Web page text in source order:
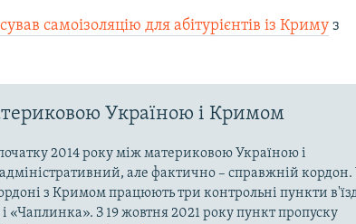
самоізоляцію для абітурієнтів із Криму з
Україною і Кримом
2014 року між материковою Україною і
але фактично – справжній кордон.
з Кримом працюють три контрольні пункти
«Чаплинка». З 19 жовтня 2021 року пункт пропуску